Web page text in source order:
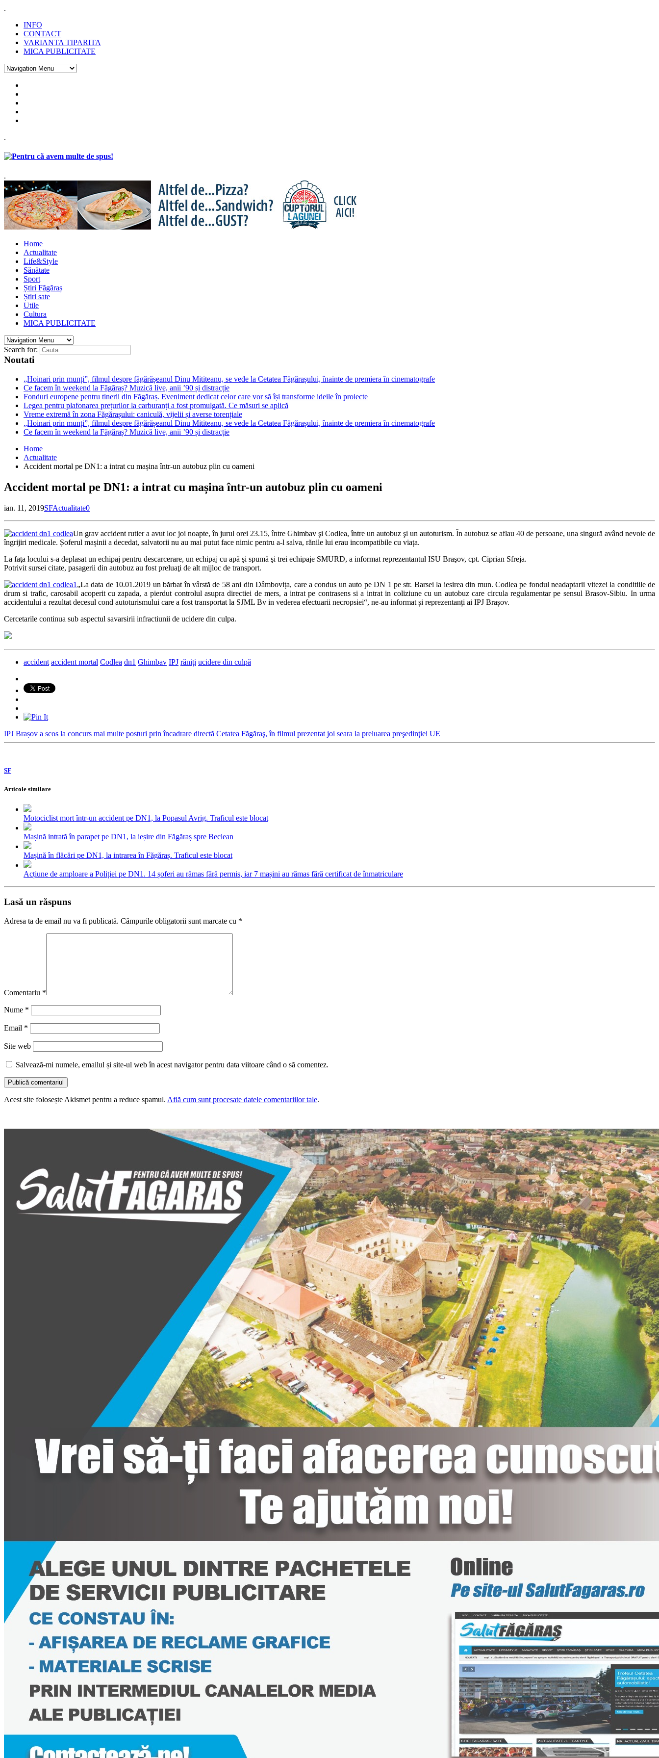
.
INFO
CONTACT
VARIANTA TIPARITA
MICA PUBLICITATE
.
.
Home
Actualitate
Life&Style
Sănătate
Sport
Știri Făgăraș
Știri sate
Utile
Cultura
MICA PUBLICITATE
Search for:
Noutati
„Hoinari prin munți”, filmul despre făgărășeanul Dinu Mititeanu, se vede la Cetatea Făgărașului, înainte de premiera în cinematografe
Ce facem în weekend la Făgăraș? Muzică live, anii ’90 și distracție
Fonduri europene pentru tinerii din Făgăraș. Eveniment dedicat celor care vor să își transforme ideile în proiecte
Legea pentru plafonarea prețurilor la carburanți a fost promulgată. Ce măsuri se aplică
Vreme extremă în zona Făgărașului: caniculă, vijelii și averse torențiale
„Hoinari prin munți”, filmul despre făgărășeanul Dinu Mititeanu, se vede la Cetatea Făgărașului, înainte de premiera în cinematografe
Ce facem în weekend la Făgăraș? Muzică live, anii ’90 și distracție
Home
Actualitate
Accident mortal pe DN1: a intrat cu mașina într-un autobuz plin cu oameni
Accident mortal pe DN1: a intrat cu mașina într-un autobuz plin cu oameni
ian. 11, 2019SFActualitate0
Un grav accident rutier a avut loc joi noapte, în jurul orei 23.15, între Ghimbav şi Codlea, între un autobuz şi un autoturism. În autobuz se aflau 40 de persoane, una singură având nevoie de
îngrijiri medicale. Șoferul mașinii a decedat, salvatorii nu au mai putut face nimic pentru a-l salva, rănile lui erau incompatibile cu viața.
La faţa locului s-a deplasat un echipaj pentru descarcerare, un echipaj cu apă şi spumă şi trei echipaje SMURD, a informat reprezentantul ISU Braşov, cpt. Ciprian Sfreja.
Potrivit sursei citate, pasagerii din autobuz au fost preluaţi de alt mijloc de transport.
„La data de 10.01.2019 un bărbat în vârstă de 58 ani din Dâmbovița, care a condus un auto pe DN 1 pe str. Barsei la iesirea din mun. Codlea pe fondul neadaptarii vitezei la conditiile de
drum si trafic, carosabil acoperit cu zapada, a pierdut controlul asupra directiei de mers, a intrat pe contrasens si a intrat in coliziune cu un autobuz care circula regulamentar pe sensul Brasov-Sibiu. In urma
accidentului a rezultat decesul cond autoturismului care a fost transportat la SJML Bv in vederea efectuarii necropsiei“, ne-au informat și reprezentanți ai IPJ Brașov.
Cercetarile continua sub aspectul savarsirii infractiunii de ucidere din culpa.
accident accident mortal Codlea dn1 Ghimbav IPJ răniți ucidere din culpă
IPJ Brașov a scos la concurs mai multe posturi prin încadrare directă Cetatea Făgăraş, în filmul prezentat joi seara la preluarea preşedinţiei UE
SF
Articole similare
Motociclist mort într-un accident pe DN1, la Popasul Avrig. Traficul este blocat
Mașină intrată în parapet pe DN1, la ieșire din Făgăraș spre Beclean
Mașină în flăcări pe DN1, la intrarea în Făgăraș. Traficul este blocat
Acțiune de amploare a Poliției pe DN1. 14 șoferi au rămas fără permis, iar 7 mașini au rămas fără certificat de înmatriculare
Lasă un răspuns
Adresa ta de email nu va fi publicată. Câmpurile obligatorii sunt marcate cu *
Comentariu *
Nume *
Email *
Site web
Salvează-mi numele, emailul și site-ul web în acest navigator pentru data viitoare când o să comentez.
Acest site folosește Akismet pentru a reduce spamul. Află cum sunt procesate datele comentariilor tale.